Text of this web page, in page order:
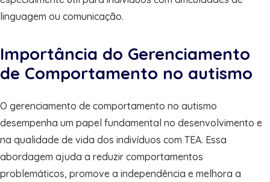
linguagem ou comunicação.
Importância do Gerenciamento
de Comportamento no autismo
O gerenciamento de comportamento no autismo
desempenha um papel fundamental no desenvolvimento e
na qualidade de vida dos indivíduos com TEA. Essa
abordagem ajuda a reduzir comportamentos
problemáticos, promove a independência e melhora a